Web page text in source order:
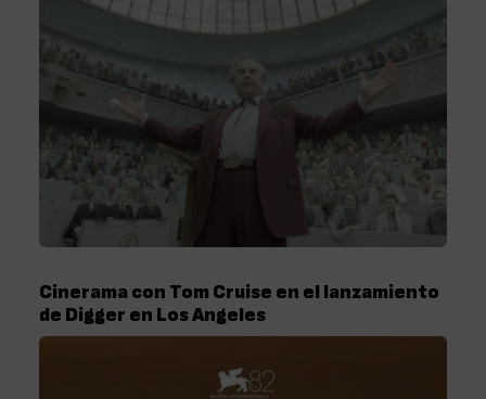
Cinerama con Tom Cruise en el lanzamiento
de Digger en Los Angeles